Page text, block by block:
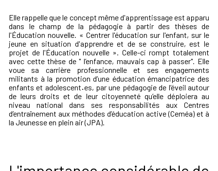
Elle rappelle que le concept même d'apprentissage est apparu
dans le champ de la pédagogie à partir des thèses de
l'Éducation nouvelle. « Centrer l'éducation sur l'enfant, sur le
jeune en situation d'apprendre et de se construire, est le
projet de l'Éducation nouvelle ». Celle-ci rompt totalement
avec cette thèse de " l’enfance, mauvais cap à passer". Elle
voue sa carrière professionnelle et ses engagements
militants à la promotion d’une éducation émancipatrice des
enfants et adolescent·es, par une pédagogie de l’éveil autour
de leurs droits et de leur citoyenneté qu’elle déploiera au
niveau national dans ses responsabilités aux Centres
d’entraînement aux méthodes d’éducation active (Ceméa) et à
la Jeunesse en plein air (JPA).